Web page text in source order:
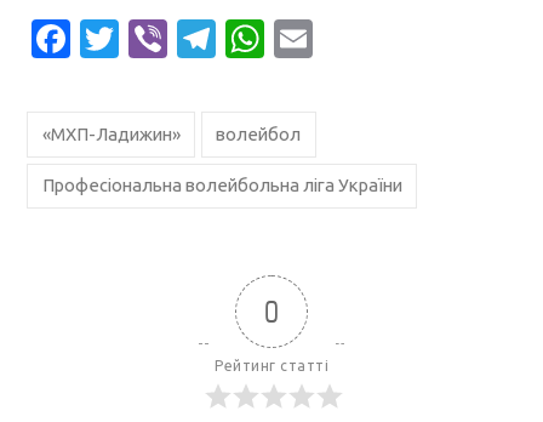
Facebook
Twitter
ViberTelegram
WhatsApp
«МХП-Ладижин» волейбол
Професіональна волейбольна ліга України
0
Рейтинг статті